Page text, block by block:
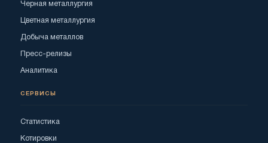
Черная металлургия
Цветная металлургия
Добыча металлов
Пресс-релизы
Аналитика
СЕРВИСЫ
Статистика
Котировки